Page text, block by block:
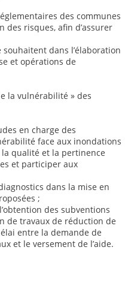
des communes
risques, afin d’assurer
dans l’élaboration
et opérations de
la vulnérabilité » des
en charge des
face aux inondations
qualité et la pertinence
et participer aux
dans la mise en
;
des subventions
de travaux de réduction de
entre la demande de
et le versement de l’aide.